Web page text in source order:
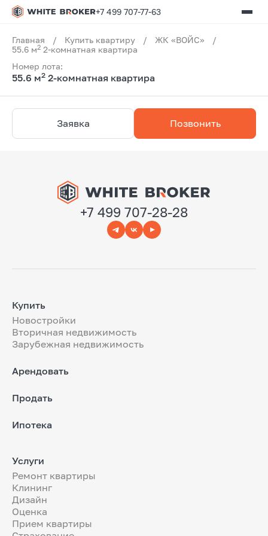
+7 499 707-77-63
Главная / Купить квартиру / ЖК «ВОЙС»
/
55.6 м2 2-комнатная квартира
Номер лота:
55.6 м2 2-комнатная квартира
Заявка Позвонить
+7 499 707-28-28
Купить
Новостройки
Вторичная недвижимость
Зарубежная недвижимость
Арендовать
Продать
Ипотека
Услуги
Ремонт квартиры
Клининг
Дизайн
Оценка
Прием квартиры